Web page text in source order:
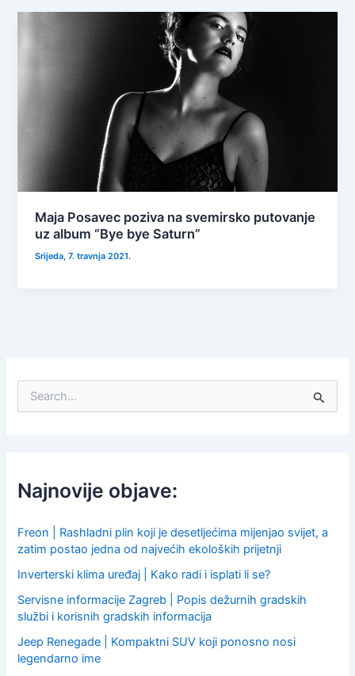
Maja Posavec poziva na svemirsko putovanje
uz album “Bye bye Saturn”
Srijeda, 7. travnja 2021.
f
o
:
Najnovije objave:
Freon | Rashladni plin koji je desetljećima mijenjao svijet, a
zatim postao jedna od najvećih ekoloških prijetnji
Inverterski klima uređaj | Kako radi i isplati li se?
Servisne informacije Zagreb | Popis dežurnih gradskih
službi i korisnih gradskih informacija
Jeep Renegade | Kompaktni SUV koji ponosno nosi
legendarno ime